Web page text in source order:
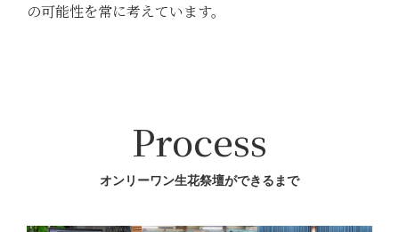
の可能性を常に考えています。
Process
オンリーワン生花祭壇ができるまで